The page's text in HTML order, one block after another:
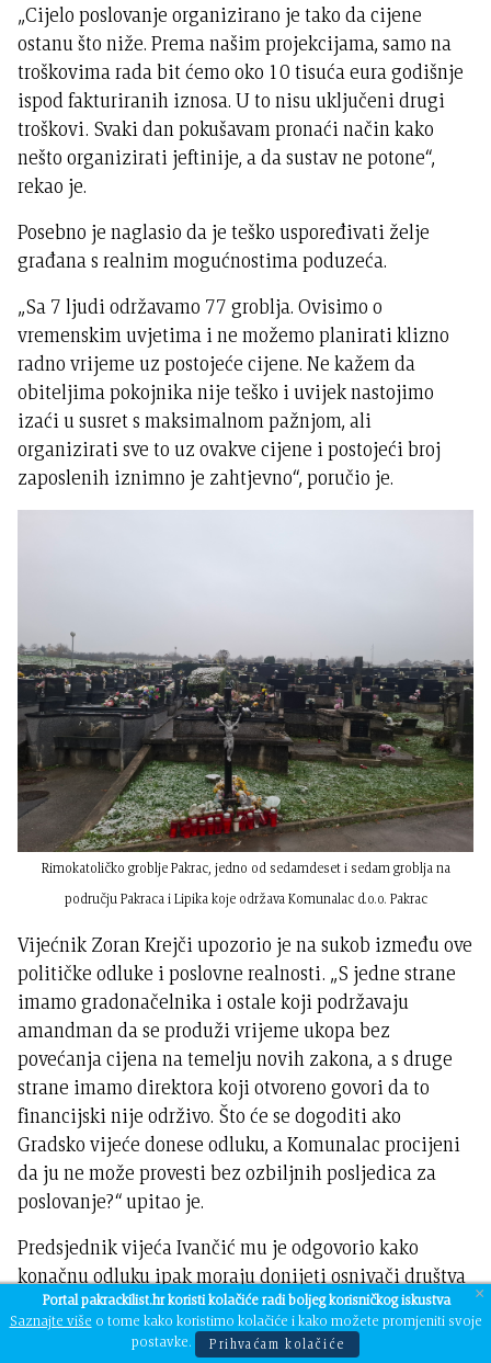
„Cijelo poslovanje organizirano je tako da cijene
ostanu što niže. Prema našim projekcijama, samo na
troškovima rada bit ćemo oko 10 tisuća eura godišnje
ispod fakturiranih iznosa. U to nisu uključeni drugi
troškovi. Svaki dan pokušavam pronaći način kako
nešto organizirati jeftinije, a da sustav ne potone“,
rekao je.
Posebno je naglasio da je teško uspoređivati želje
građana s realnim mogućnostima poduzeća.
„Sa 7 ljudi održavamo 77 groblja. Ovisimo o
vremenskim uvjetima i ne možemo planirati klizno
radno vrijeme uz postojeće cijene. Ne kažem da
obiteljima pokojnika nije teško i uvijek nastojimo
izaći u susret s maksimalnom pažnjom, ali
organizirati sve to uz ovakve cijene i postojeći broj
zaposlenih iznimno je zahtjevno“, poručio je.
Rimokatoličko groblje Pakrac, jedno od sedamdeset i sedam groblja na
području Pakraca i Lipika koje održava Komunalac d.o.o. Pakrac
Vijećnik Zoran Krejči upozorio je na sukob između ove
političke odluke i poslovne realnosti. „S jedne strane
imamo gradonačelnika i ostale koji podržavaju
amandman da se produži vrijeme ukopa bez
povećanja cijena na temelju novih zakona, a s druge
strane imamo direktora koji otvoreno govori da to
financijski nije održivo. Što će se dogoditi ako
Gradsko vijeće donese odluku, a Komunalac procijeni
da ju ne može provesti bez ozbiljnih posljedica za
poslovanje?“ upitao je.
Predsjednik vijeća Ivančić mu je odgovorio kako
konačnu odluku ipak moraju donijeti osnivači društva
te da će Komunalac postupiti prema odluci Gradskog
vijeća.
×
Portal pakrackilist.hr koristi kolačiće radi boljeg korisničkog iskustva
Saznajte više o tome kako koristimo kolačiće i kako možete promjeniti svoje
postavke.
Prihvaćam kolačiće